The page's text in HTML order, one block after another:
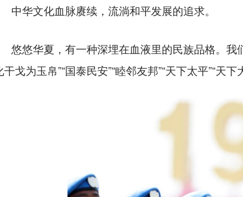
华文化血脉赓续，流淌和平发展的追求。
悠华夏，有一种深埋在血液里的民族品格。我们
干戈为玉帛”“国泰民安”“睦邻友邦”“天下太平”“天下